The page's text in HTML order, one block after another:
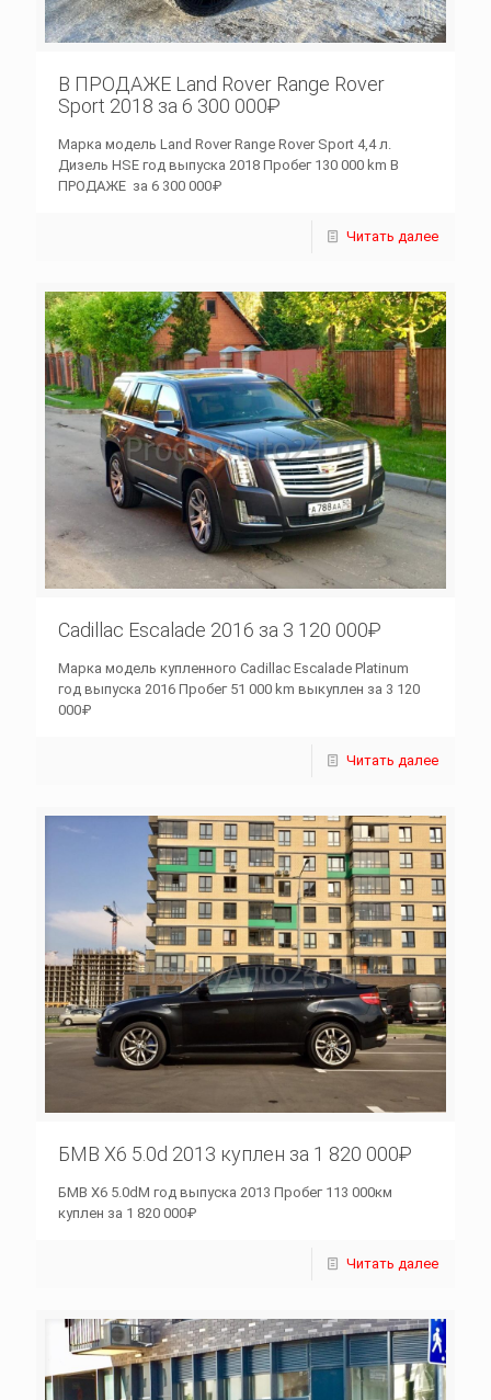
В ПРОДАЖЕ Land Rover Range Rover
Sport 2018 за 6 300 000₽
Марка модель Land Rover Range Rover Sport 4,4 л.
Дизель HSE год выпуска 2018 Пробег 130 000 km В
ПРОДАЖЕ за 6 300 000₽
Читать далее
Cadillac Escalade 2016 за 3 120 000₽
Марка модель купленного Cadillac Escalade Platinum
год выпуска 2016 Пробег 51 000 km выкуплен за 3 120
000₽
Читать далее
БМВ Х6 5.0d 2013 куплен за 1 820 000₽
БМВ Х6 5.0dM год выпуска 2013 Пробег 113 000км
куплен за 1 820 000₽
Читать далее